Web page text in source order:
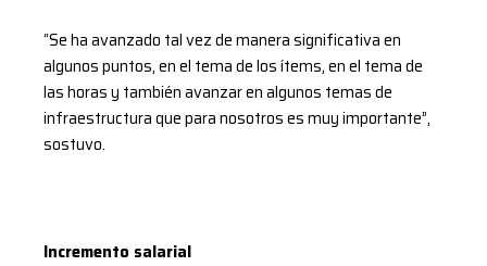
“Se ha avanzado tal vez de manera significativa en
algunos puntos, en el tema de los ítems, en el tema de
las horas y también avanzar en algunos temas de
infraestructura que para nosotros es muy importante”,
sostuvo.
Incremento salarial